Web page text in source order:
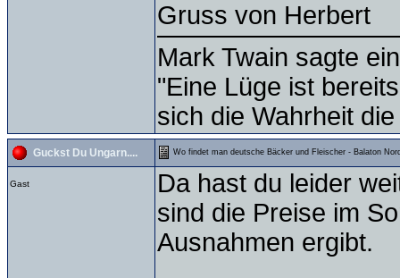
Gruss von Herbert
Mark Twain sagte
"Eine Lüge ist
sich die Wahrheit
Guckst Du Ungarn.... Wo findet man deutsche Bäcker und Fleischer - Balaton
Gast
Da hast du leider
sind die Preise im
Ausnahmen ergibt.